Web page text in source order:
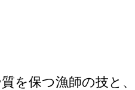
を保つ漁師の技と